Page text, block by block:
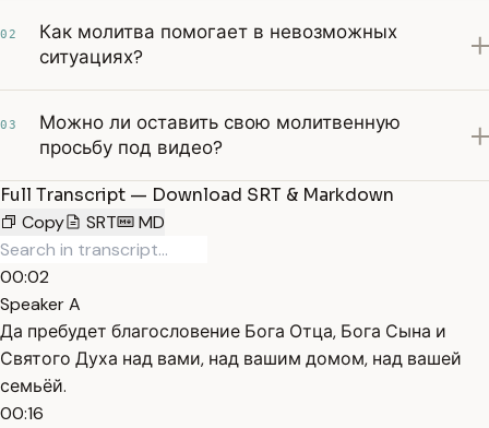
02
Как молитва помогает в невозможных
ситуациях?
03
Можно ли оставить свою молитвенную
просьбу под видео?
Full Transcript — Download SRT & Markdown
Copy
SRT MD
00:02
Speaker A
Да пребудет благословение Бога Отца, Бога Сына и
Святого Духа над вами, над вашим домом, над вашей
семьёй.
00:16